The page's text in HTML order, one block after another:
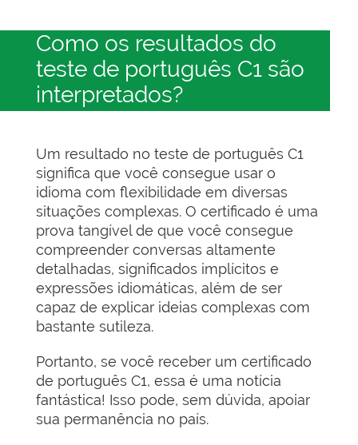
Como os resultados do
teste de português C1 são
interpretados?
Um resultado no teste de português C1
significa que você consegue usar o
idioma com flexibilidade em diversas
situações complexas. O certificado é uma
prova tangível de que você consegue
compreender conversas altamente
detalhadas, significados implícitos e
expressões idiomáticas, além de ser
capaz de explicar ideias complexas com
bastante sutileza.
Portanto, se você receber um certificado
de português C1, essa é uma notícia
fantástica! Isso pode, sem dúvida, apoiar
sua permanência no país.